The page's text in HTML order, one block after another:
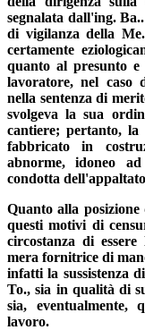
segnalata dall'ing.
di vigilanza della
certamente
quanto al presunto e
lavoratore,nel caso
nella sentenza di
svolgeva la sua
cantiere; pertanto, la
fabbricato in
abnorme, idoneo
condotta
Quanto alla
questi motivi di
circostanza di
mera fornitrice di
infattila sussistenza
To., sia in qualità di
sia,
lavoro.